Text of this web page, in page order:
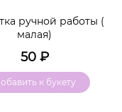
ручной работы (
малая)
50₽
к букету